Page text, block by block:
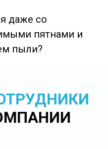
даже со
пятнами и
пыли?